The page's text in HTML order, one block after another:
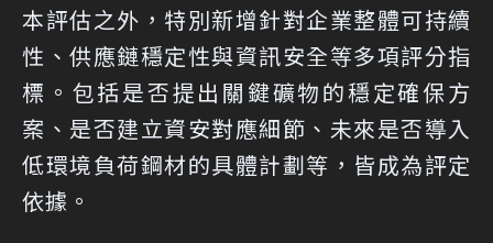
本評估之外，特別新增針對企業整體可持續
性、供應鏈穩定性與資訊安全等多項評分指
標。包括是否提出關鍵礦物的穩定確保方
案、是否建立資安對應細節、未來是否導入
低環境負荷鋼材的具體計劃等，皆成為評定
依據。